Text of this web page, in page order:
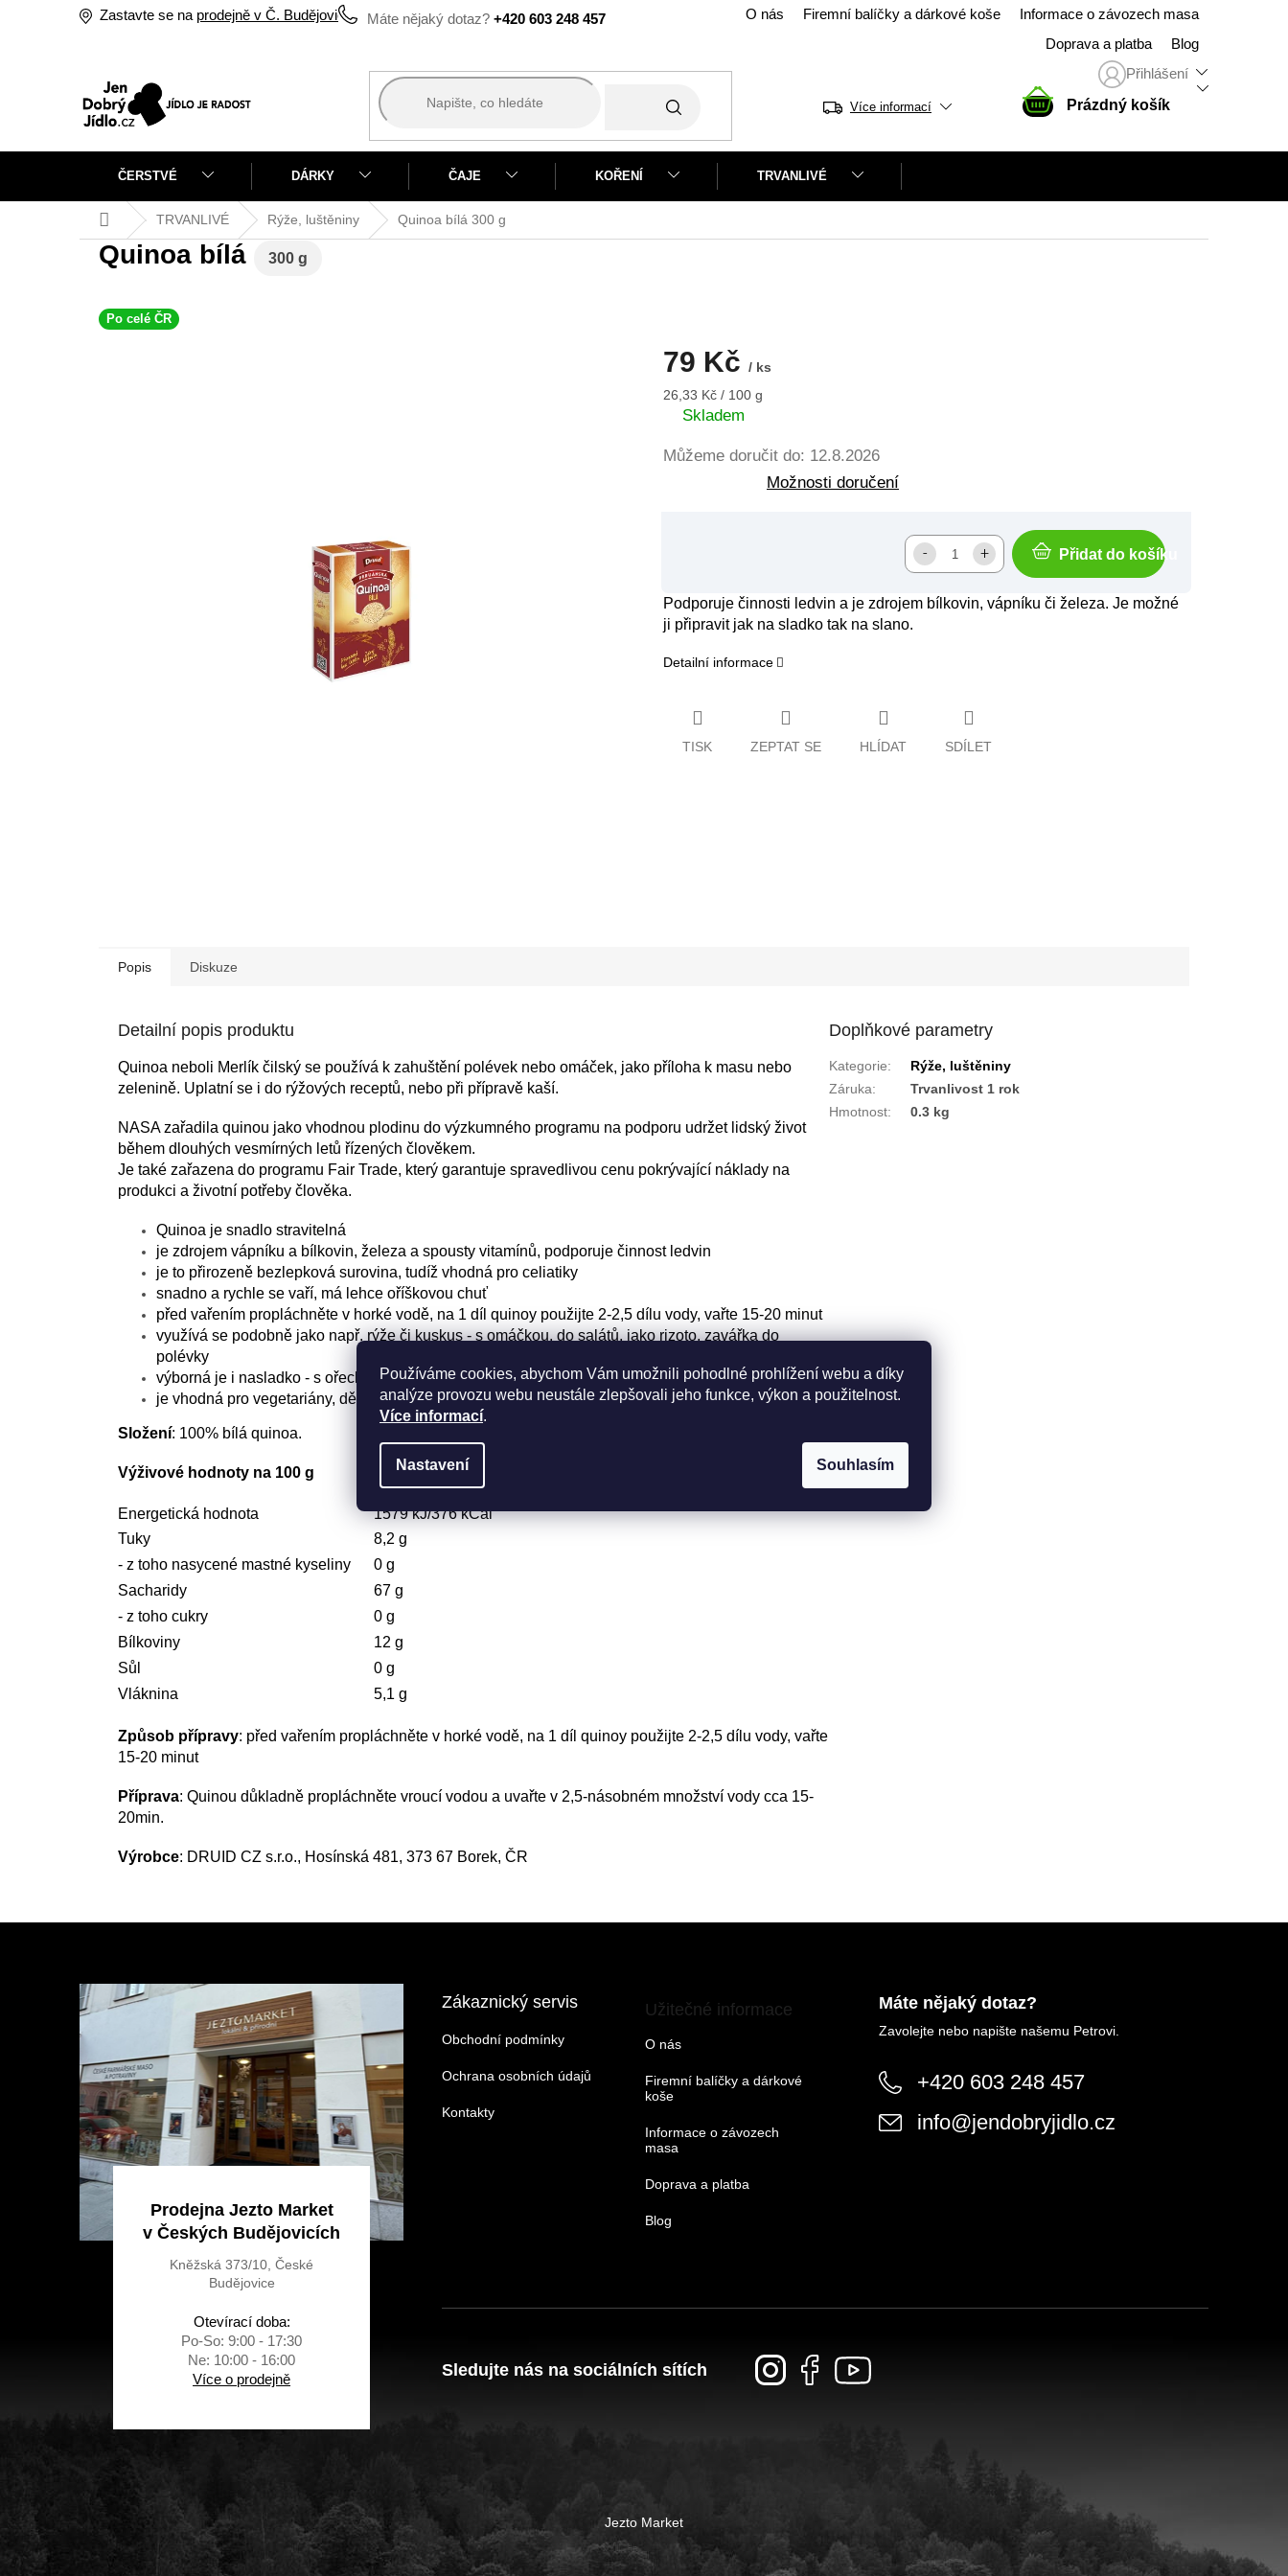
Používáme cookies, abychom Vám umožnili pohodlné prohlížení webu a díky
analýze provozu webu neustále zlepšovali jeho funkce, výkon a použitelnost.
Více informací.
Nastavení Souhlasím
+420 603 248 457
Zastavte se na prodejně v Č. Budějovicích O nás Firemní balíčky a dárkové koše
Informace o závozech masa
Doprava a platba
Blog
Přihlášení
Více informací
NÁKUPNÍ
KOŠÍK
Prázdný košík
ČERSTVÉ DÁRKY ČAJE KOŘENÍ TRVANLIVÉ
Domů TRVANLIVÉ Rýže, luštěniny Quinoa bílá 300 g
Quinoa bílá 300 g
Po celé ČR
79 Kč / ks
Měrná
cena:
26,33 Kč / 100 g
Skladem
Můžeme doručit do: 12.8.2026
Možnosti doručení
Přidat do košíku
Podporuje činnosti ledvin a je zdrojem bílkovin, vápníku či železa. Je možné
ji připravit jak na sladko tak na slano.
Detailní informace
TISK ZEPTAT SE HLÍDAT SDÍLET
Popis Diskuze
Detailní popis produktu
Quinoa neboli Merlík čilský se používá k zahuštění polévek nebo omáček, jako příloha k masu nebo
zelenině. Uplatní se i do rýžových receptů, nebo při přípravě kaší.
NASA zařadila quinou jako vhodnou plodinu do výzkumného programu na podporu udržet lidský život
během dlouhých vesmírných letů řízených člověkem.
Je také zařazena do programu Fair Trade, který garantuje spravedlivou cenu pokrývající náklady na
produkci a životní potřeby člověka.
Quinoa je snadlo stravitelná
je zdrojem vápníku a bílkovin, železa a spousty vitamínů, podporuje činnost ledvin
je to přirozeně bezlepková surovina, tudíž vhodná pro celiatiky
snadno a rychle se vaří, má lehce oříškovou chuť
před vařením propláchněte v horké vodě, na 1 díl quinoy použijte 2-2,5 dílu vody, vařte 15-20 minut
využívá se podobně jako např. rýže či kuskus - s omáčkou, do salátů, jako rizoto, zavářka do
polévky
výborná je i nasladko - s ořechy, medem, suchými plody, javorovým sirupem .. např. ke snídani
je vhodná pro vegetariány, děti, sportovce, oslabené lidi a pro kojící maminky
Složení: 100% bílá quinoa.
Výživové hodnoty na 100 g
Energetická hodnota
1579 kJ/376 kCal
Tuky
8,2 g
- z toho nasycené mastné kyseliny
0 g
Sacharidy
67 g
- z toho cukry
0 g
Bílkoviny
12 g
Sůl
0 g
Vláknina
5,1 g
Způsob přípravy: před vařením propláchněte v horké vodě, na 1 díl quinoy použijte 2-2,5 dílu vody, vařte
15-20 minut
Příprava: Quinou důkladně propláchněte vroucí vodou a uvařte v 2,5-násobném množství vody cca 15-
20min.
Výrobce: DRUID CZ s.r.o., Hosínská 481, 373 67 Borek, ČR
Doplňkové parametry
Kategorie:
Rýže, luštěniny
Záruka:
Trvanlivost 1 rok
Hmotnost: 0.3 kg
Prodejna Jezto Market
v Českých Budějovicích
Kněžská 373/10, České
Budějovice
Otevírací doba:
Po-So: 9:00 - 17:30
Ne: 10:00 - 16:00
Více o prodejně
Zákaznický servis
Obchodní podmínky
Ochrana osobních údajů
Kontakty
Užitečné informace
O nás
Firemní balíčky a dárkové
koše
Informace o závozech
masa
Doprava a platba
Blog
Máte nějaký dotaz?
Zavolejte nebo napište našemu Petrovi.
+420 603 248 457
info@jendobryjidlo.cz
Sledujte nás na sociálních sítích
Jezto Market